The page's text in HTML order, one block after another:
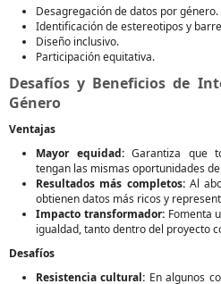
Desagregación de datos por género.
Identificación de estereotipos y
Diseño inclusivo.
Participación equitativa.
Desafíos y Beneficios de
Género
Ventajas
Mayor equidad:Garantiza que
tengan las mismas oportunidades
Resultados más completos:Al
obtienen datos más ricos y
Impacto transformador:Fomenta
igualdad, tanto dentro del proyecto
Desafíos
Resistencia cultural: En algunos